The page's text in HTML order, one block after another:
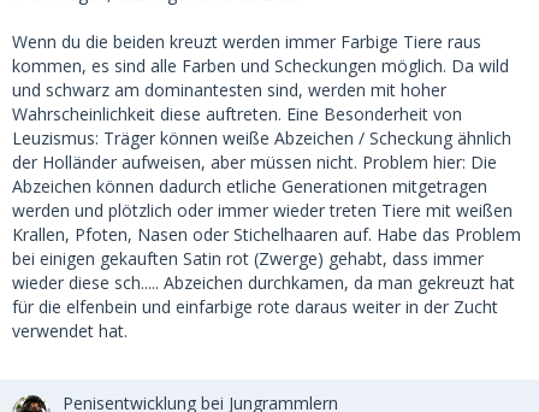
Wenn du die beiden kreuzt werden immer Farbige Tiere raus
kommen, es sind alle Farben und Scheckungen möglich. Da wild
und schwarz am dominantesten sind, werden mit hoher
Wahrscheinlichkeit diese auftreten. Eine Besonderheit von
Leuzismus: Träger können weiße Abzeichen / Scheckung ähnlich
der Holländer aufweisen, aber müssen nicht. Problem hier: Die
Abzeichen können dadurch etliche Generationen mitgetragen
werden und plötzlich oder immer wieder treten Tiere mit weißen
Krallen, Pfoten, Nasen oder Stichelhaaren auf. Habe das Problem
bei einigen gekauften Satin rot (Zwerge) gehabt, dass immer
wieder diese sch..... Abzeichen durchkamen, da man gekreuzt hat
für die elfenbein und einfarbige rote daraus weiter in der Zucht
verwendet hat.
Penisentwicklung bei Jungrammlern